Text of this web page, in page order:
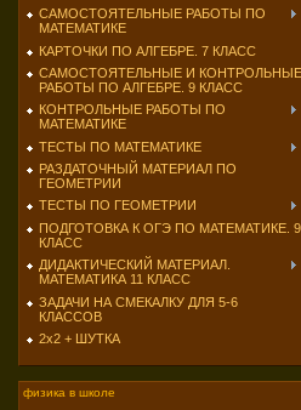
САМОСТОЯТЕЛЬНЫЕ РАБОТЫ ПО
МАТЕМАТИКЕ
КАРТОЧКИ ПО АЛГЕБРЕ. 7 КЛАСС
САМОСТОЯТЕЛЬНЫЕ И КОНТРОЛЬНЫЕ
РАБОТЫ ПО АЛГЕБРЕ. 9 КЛАСС
КОНТРОЛЬНЫЕ РАБОТЫ ПО
МАТЕМАТИКЕ
ТЕСТЫ ПО МАТЕМАТИКЕ
РАЗДАТОЧНЫЙ МАТЕРИАЛ ПО
ГЕОМЕТРИИ
ТЕСТЫ ПО ГЕОМЕТРИИ
ПОДГОТОВКА К ОГЭ ПО МАТЕМАТИКЕ. 9
КЛАСС
ДИДАКТИЧЕСКИЙ МАТЕРИАЛ.
МАТЕМАТИКА 11 КЛАСС
ЗАДАЧИ НА СМЕКАЛКУ ДЛЯ 5-6
КЛАССОВ
2х2 + ШУТКА
физика в школе